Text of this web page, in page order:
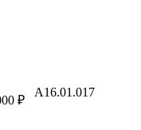
₽
А16.01.017